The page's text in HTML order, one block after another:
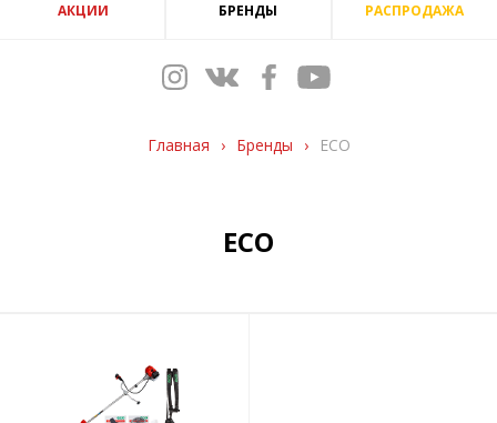
АКЦИИ БРЕНДЫ РАСПРОДАЖА
Главная › Бренды › ECO
ECO